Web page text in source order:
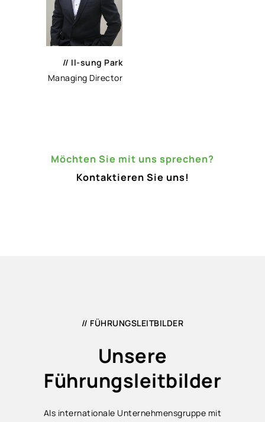
// Il-sung Park
Managing Director
Möchten Sie mit uns sprechen?
Kontaktieren Sie uns!
// FÜHRUNGSLEITBILDER
Unsere
Führungsleitbilder
Als internationale Unternehmensgruppe mit